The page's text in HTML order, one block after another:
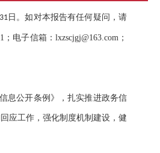
31 日。如对本报告有任何疑问，请
；电子信箱：lxzscjgj@163.com ；
息公开条例》，扎实推进政务信
应工作，强化制度机制建设，健